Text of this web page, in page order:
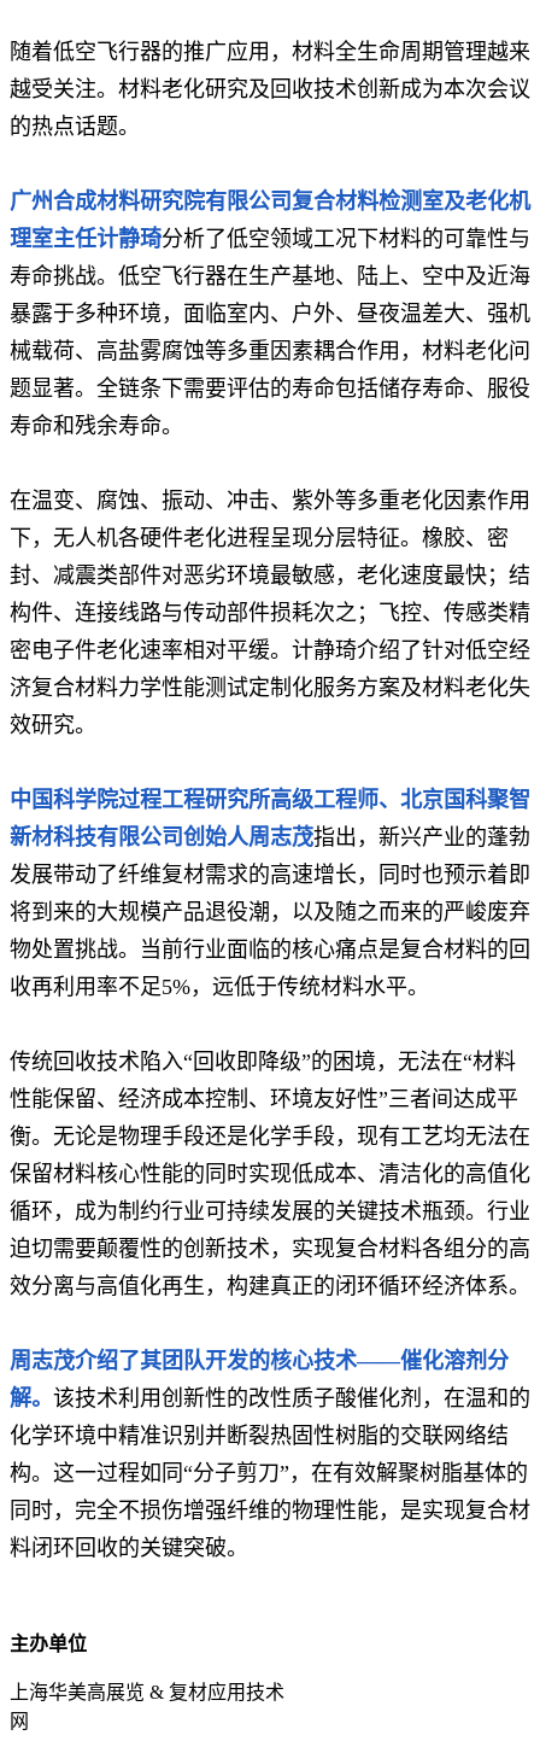
随着低空飞行器的推广应用，材料全生命周期管理越来
越受关注。材料老化研究及回收技术创新成为本次会议
的热点话题。
广州合成材料研究院有限公司复合材料检测室及老化机
理室主任计静琦分析了低空领域工况下材料的可靠性与
寿命挑战。低空飞行器在生产基地、陆上、空中及近海
暴露于多种环境，面临室内、户外、昼夜温差大、强机
械载荷、高盐雾腐蚀等多重因素耦合作用，材料老化问
题显著。全链条下需要评估的寿命包括储存寿命、服役
寿命和残余寿命。
在温变、腐蚀、振动、冲击、紫外等多重老化因素作用
下，无人机各硬件老化进程呈现分层特征。橡胶、密
封、减震类部件对恶劣环境最敏感，老化速度最快；结
构件、连接线路与传动部件损耗次之；飞控、传感类精
密电子件老化速率相对平缓。计静琦介绍了针对低空经
济复合材料力学性能测试定制化服务方案及材料老化失
效研究。
中 国科学院过程工程研究所高级工程师、 北京国科聚智
新材科技有限公司创始人周志茂指出，新兴产业的蓬勃
发展带动了纤维复材需求的高速增长，同时也预示着即
将到来的大规模产品退役潮，以及随之而来的严峻废弃
物处置挑战。当前行业面临的核心痛点是复合材料的回
收再利用率不足5%，远低于传统材料水平。
传统回收技术陷入“回收即降级”的困境，无法在“材料
性能保留、经济成本控制、环境友好性”三者间达成平
衡。无论是物理手段还是化学手段，现有工艺均无法在
保留材料核心性能的同时实现低成本、清洁化的高值化
循环，成为制约行业可持续发展的关键技术瓶颈。行业
迫切需要颠覆性的创新技术，实现复合材料各组分的高
效分离与高值化再生，构建真正的闭环循环经济体系。
周志茂介绍了其团队开发的核心技术——催化溶剂分
解。 该技术利用创新性的改性质子酸催化剂，在温和的
化学环境中精准识别并断裂热固性树脂的交联网络结
构。这一过程如同“分子剪刀”，在有效解聚树脂基体的
同时，完全不损伤增强纤维的物理性能，是实现复合材
料闭环回收的关键突破。
主办单位
上海华美高展览 & 复材应用技术
网